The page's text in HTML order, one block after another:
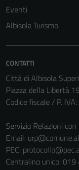
Eventi
Albisola Turismo
CONTATTI
Città di Albisola
Piazza della Libertà
Codice fiscale / P.
Servizio Relazioni
Email:
PEC:
Centralino unico: